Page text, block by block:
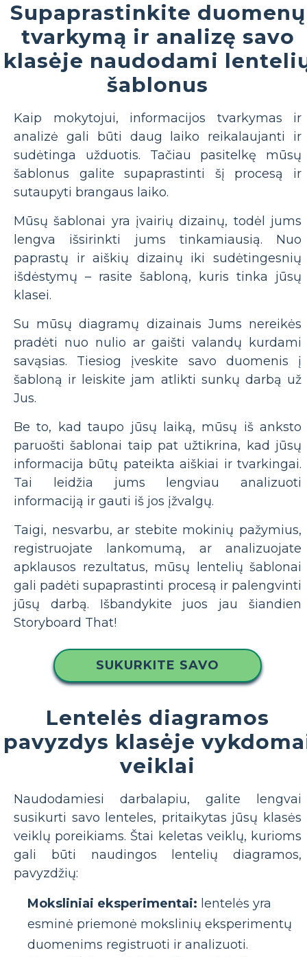
Supaprastinkite duomenų
tvarkymą ir analizę savo
klasėje naudodami
šablonus
Kaip mokytojui, informacijos tvarkymas ir
analizė gali būti daug laiko reikalaujanti ir
sudėtinga užduotis. Tačiau pasitelkę mūsų
šablonus galite supaprastinti šį procesą ir
sutaupyti brangaus laiko.
Mūsų šablonai yra įvairių dizainų, todėl jums
lengva išsirinkti jums tinkamiausią. Nuo
paprastų ir aiškių dizainų iki sudėtingesnių
išdėstymų – rasite šabloną, kuris tinka jūsų
klasei.
Su mūsų diagramų dizainais Jums nereikės
pradėti nuo nulio ar gaišti valandų kurdami
savąsias. Tiesiog įveskite savo duomenis į
šabloną ir leiskite jam atlikti sunkų darbą už
Jus.
Be to, kad taupo jūsų laiką, mūsų iš anksto
paruošti šablonai taip pat užtikrina, kad jūsų
informacija būtų pateikta aiškiai ir tvarkingai.
Tai leidžia jums lengviau analizuoti
informaciją ir gauti iš jos įžvalgų.
Taigi, nesvarbu, ar stebite mokinių pažymius,
registruojate lankomumą, ar analizuojate
apklausos rezultatus, mūsų lentelių šablonai
gali padėti supaprastinti procesą ir palengvinti
jūsų darbą. Išbandykite juos jau šiandien
Storyboard That!
SUKURKITE SAVO
Lentelės diagramos
pavyzdys klasėje
veiklai
Naudodamiesi darbalapiu, galite lengvai
susikurti savo lenteles, pritaikytas jūsų klasės
veiklų poreikiams. Štai keletas veiklų, kurioms
gali būti naudingos lentelių diagramos,
pavyzdžių:
Moksliniai eksperimentai: lentelės yra
esminė priemonė mokslinių eksperimentų
duomenims registruoti ir analizuoti.